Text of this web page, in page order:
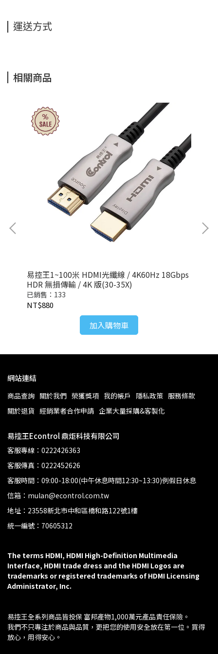
運送方式
相關商品
易控王1~100米 HDMI光纖線 / 4K60Hz 18Gbps
HDR 無損傳輸 / 4K 版(30-35X)
已銷售：133
NT$880
加入購物車
網站連結
商品查詢 關於我們 榮獲獎項 我的帳戶 隱私政策 服務條款
關於退貨 經銷業者合作申請 企業大量採購&客製化
易控王Econtrol 鼎炬科技有限公司
客服專線：0222426363
客服傳真：0222452626
客服時間：09:00-18:00(中午休息時間12:30~13:30)例假日休息
信箱：mulan@econtrol.com.tw
地址：23558新北市中和區橋和路122號1樓
統一編號：70605312
The terms HDMI, HDMI High-Definition Multimedia
Interface, HDMI trade dress and the HDMI Logos are
trademarks or registered trademarks of HDMI Licensing
Administrator, Inc.
易控王全系列商品皆投保 富邦產物1,000萬元產品責任保險。
我們不只專注於商品與品質，更把您的使用安全放在第一位。買得
放心，用得安心。